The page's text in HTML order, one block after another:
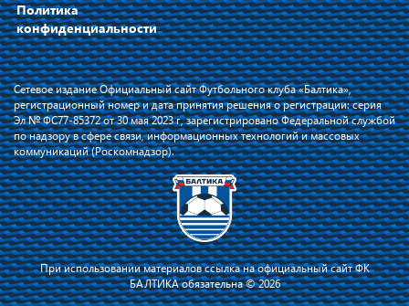
Политика
конфиденциальности
Сетевое издание Официальный сайт Футбольного клуба «Балтика»,
регистрационный номер и дата принятия решения о регистрации: серия
Эл № ФС77-85372 от 30 мая 2023 г, зарегистрировано Федеральной службой
по надзору в сфере связи, информационных технологий и массовых
коммуникаций (Роскомнадзор).
При использовании материалов ссылка на официальный сайт ФК
БАЛТИКА обязательна © 2026